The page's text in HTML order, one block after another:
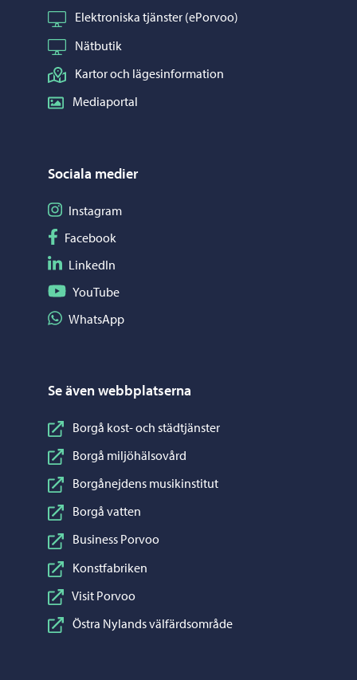
Elektroniska tjänster (ePorvoo)
Nätbutik
Kartor och lägesinformation
Mediaportal
Sociala medier
Följ på Instagram
Instagram
Följ på Facebook
Facebook
Följ på LinkedIn
LinkedIn
Följ på YouTube
YouTube
Dela på WhatsApp
WhatsApp
Se även webbplatserna
Borgå kost- och städtjänster
Borgå miljöhälsovård
Borgånejdens musikinstitut
Borgå vatten
Business Porvoo
Konstfabriken
Visit Porvoo
Östra Nylands välfärdsområde